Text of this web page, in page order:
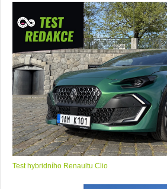
Test hybridního Renaultu Clio